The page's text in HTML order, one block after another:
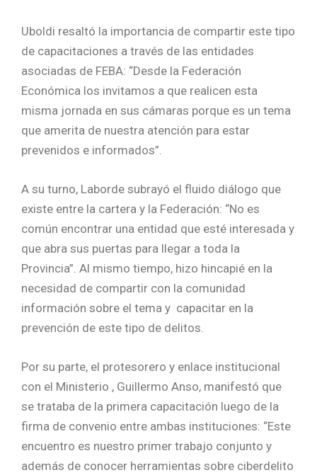
Uboldi resaltó la importancia de compartir este tipo
de capacitaciones a través de las entidades
asociadas de FEBA: “Desde la Federación
Económica los invitamos a que realicen esta
misma jornada en sus cámaras porque es un tema
que amerita de nuestra atención para estar
prevenidos e informados”.
A su turno, Laborde subrayó el fluido diálogo que
existe entre la cartera y la Federación: “No es
común encontrar una entidad que esté interesada y
que abra sus puertas para llegar a toda la
Provincia”. Al mismo tiempo, hizo hincapié en la
necesidad de compartir con la comunidad
información sobre el tema y capacitar en la
prevención de este tipo de delitos.
Por su parte, el protesorero y enlace institucional
con el Ministerio , Guillermo Anso, manifestó que
se trataba de la primera capacitación luego de la
firma de convenio entre ambas instituciones: “Este
encuentro es nuestro primer trabajo conjunto y
además de conocer herramientas sobre ciberdelito